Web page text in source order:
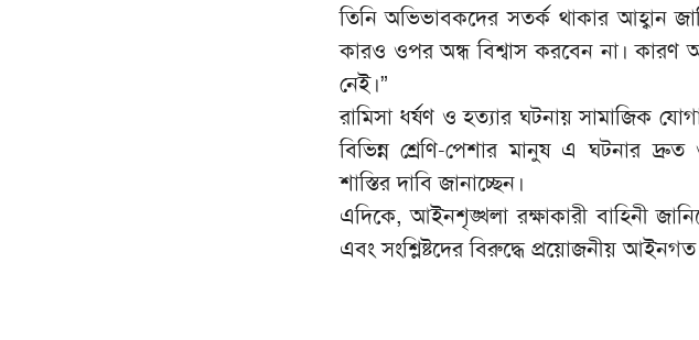
তিনি অভিভাবকদের সতর্ক থাকার আহ্বান
কারও ওপর অন্ধ বিশ্বাস করবেন না।
নেই।”
রামিসা ধর্ষণ ও হত্যার ঘটনায় সামাজিক
বিভিন্ন শ্রেণি-পেশার মানুষ এ ঘটনার
শাস্তির দাবি জানাচ্ছেন।
এদিকে, আইনশৃঙ্খলা রক্ষাকারী বাহিনী
এবং সংশ্লিষ্টদের বিরুদ্ধে প্রয়োজনীয় আইনগত